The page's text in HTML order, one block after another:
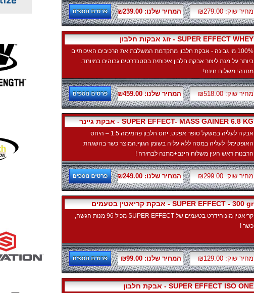
המחיר שלנו: ₪239.00 מחיר שוק: ₪279.00
זוג אבקות חלבון - SUPER EFFECT WHEY
100% מי גבינה - אבקת חלבון מתקדמת המשלבת את הרכיבים האיכותיים
ביותר על מנת ליצור אבקת חלבון איכותית בסטנדרטים גבוהים במיוחד.
מתנה+משלוח חינם!
המחיר שלנו: ₪459.00 מחיר שוק: ₪518.00
אבקת גיינר - SUPER EFFECT- MASS GAINER 6.8 KG
אבקה לעליה במשקל סופר אפקט. יחס חלבון פחמימה 1:5 – היחס
האופטימלי לעליה במסה ללא עליה בשומן הגוף.המוצר כשר בהשגחת
הרבנות ראש העין משלוח חינם+מתנה לבחירה !
המחיר שלנו: ₪249.00 מחיר שוק: ₪299.00
אבקת קריאטין בטעמים - SUPER EFFECT - 300 gr
קריאטין מונוהידרט בטעמים של SUPER EFFECT מכיל 96 מנות הגשה,
כשר !
המחיר שלנו: ₪99.00 מחיר שוק: ₪129.00
אבקת חלבון - SUPER EFFECT ISO ONE